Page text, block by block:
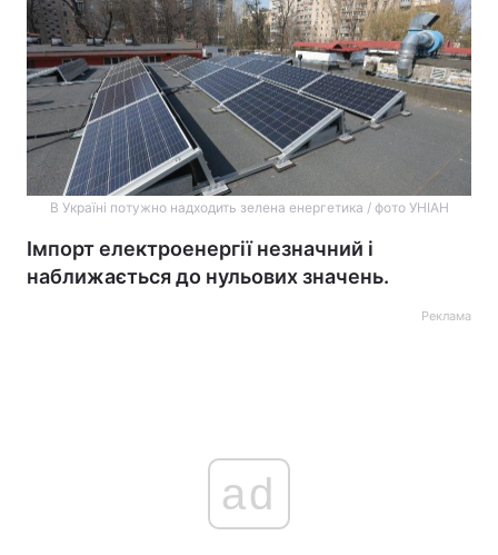
В Україні потужно надходить зелена енергетика / фото УНІАН
Імпорт електроенергії незначний і
наближається до нульових значень.
Реклама
ad